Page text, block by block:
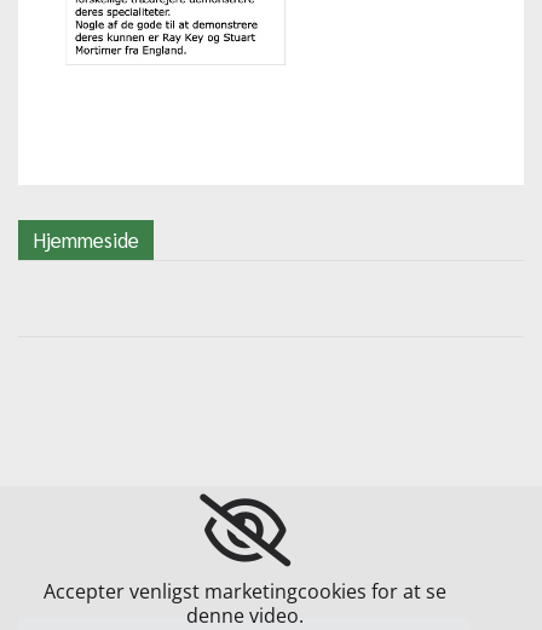
Hjemmeside
Accepter venligst marketingcookies for at se
denne video.